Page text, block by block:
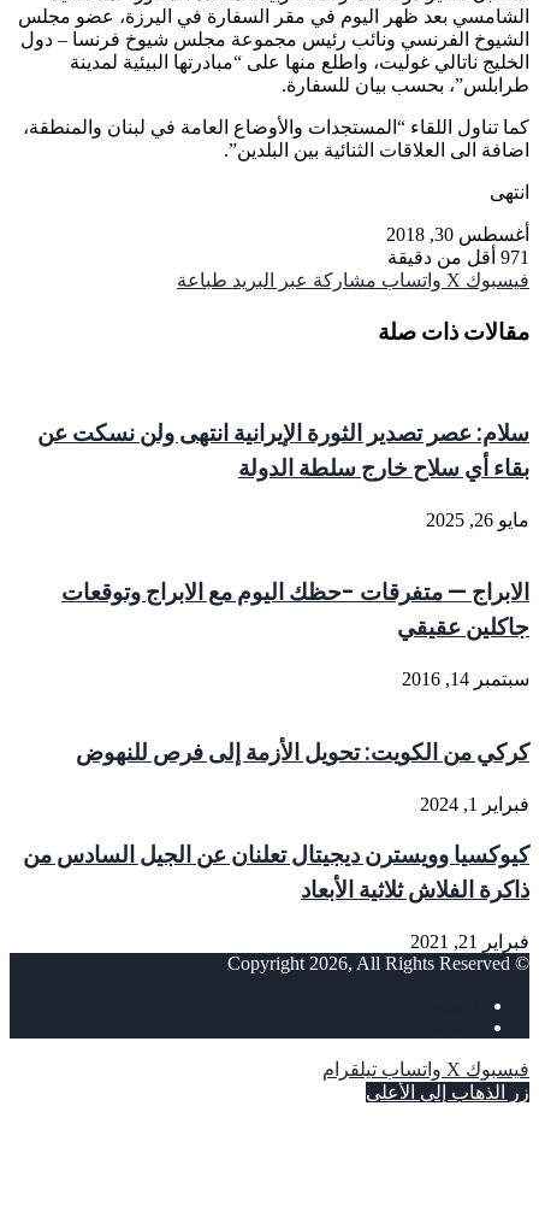
الشامسي بعد ظهر اليوم في مقر السفارة في اليرزة، عضو مجلس
الشيوخ الفرنسي ونائب رئيس مجموعة مجلس شيوخ فرنسا – دول
الخليج ناتالي غوليت، واطلع منها على “مبادرتها البيئية لمدينة
طرابلس”، بحسب بيان للسفارة.
كما تناول اللقاء “المستجدات والأوضاع العامة في لبنان والمنطقة،
اضافة الى العلاقات الثنائية بين البلدين”.
انتهى
أغسطس 30, 2018
971 أقل من دقيقة
فيسبوك ‫X واتساب مشاركة عبر البريد طباعة
مقالات ذات صلة
سلام: عصر تصدير الثورة الإيرانية انتهى ولن نسكت عن
بقاء أي سلاح خارج سلطة الدولة
مايو 26, 2025
الابراج — متفرقات -حظك اليوم مع الابراج وتوقعات
جاكلين عقيقي
سبتمبر 14, 2016
كركي من الكويت: تحويل الأزمة إلى فرص للنهوض
فبراير 1, 2024
كيوكسيا وويسترن ديجيتال تعلنان عن الجيل السادس من
ذاكرة الفلاش ثلاثية الأبعاد
فبراير 21, 2021
© Copyright 2026, All Rights Reserved
فيسبوك ‫X واتساب تيلقرام
زر الذهاب إلى الأعلى